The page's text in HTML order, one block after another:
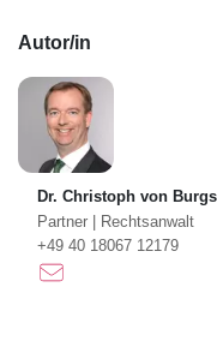
Autor/in
Dr. Christoph von
Partner
Rechtsanwalt
+49 40 18067 12179